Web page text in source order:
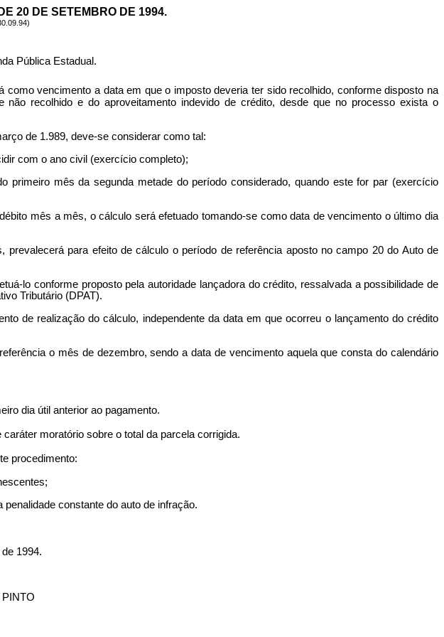
20 DE SETEMBRO DE 1994.
Pública Estadual.
vencimento a data em que o imposto deveria ter sido recolhido, conforme disposto na
recolhido e do aproveitamento indevido de crédito, desde que no processo exista o
de 1.989, deve-se considerar como tal:
com o ano civil (exercício completo);
mês da segunda metade do período considerado, quando este for par (exercício
mês a mês, o cálculo será efetuado tomando-se como data de vencimento o último dia
para efeito de cálculo o período de referência aposto no campo 20 do Auto de
lo conforme proposto pela autoridade lançadora do crédito, ressalvada a possibilidade de
Tributário (DPAT).
de realização do cálculo, independente da data em que ocorreu o lançamento do crédito
o mês de dezembro, sendo a data de vencimento aquela que consta do calendário
dia útil anterior ao pagamento.
moratório sobre o total da parcela corrigida.
procedimento:
constante do auto de infração.
1994.
PINTO